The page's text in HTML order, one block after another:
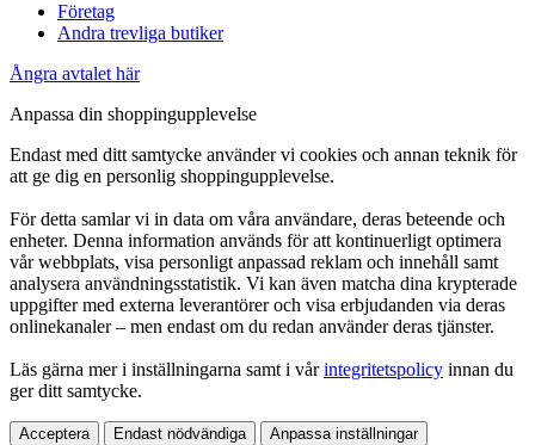
Företag
Andra trevliga butiker
Ångra avtalet här
Anpassa din shoppingupplevelse
Endast med ditt samtycke använder vi cookies och annan teknik för
att ge dig en personlig shoppingupplevelse.
För detta samlar vi in data om våra användare, deras beteende och
enheter. Denna information används för att kontinuerligt optimera
vår webbplats, visa personligt anpassad reklam och innehåll samt
analysera användningsstatistik. Vi kan även matcha dina krypterade
uppgifter med externa leverantörer och visa erbjudanden via deras
onlinekanaler – men endast om du redan använder deras tjänster.
Läs gärna mer i inställningarna samt i vårintegritetspolicy innan du
ger ditt samtycke.
Acceptera Endast nödvändiga Anpassa inställningar